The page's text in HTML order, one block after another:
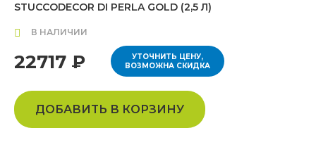
STUCCODECOR DI PERLA GOLD (2,5 Л)
В НАЛИЧИИ
22717 ₽
УТОЧНИТЬ ЦЕНУ,
ВОЗМОЖНА СКИДКА
ДОБАВИТЬ В КОРЗИНУ